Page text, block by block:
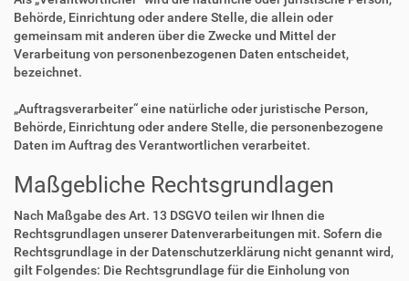
Behörde, Einrichtung oder andere Stelle, die allein oder
gemeinsam mit anderen über die Zwecke und Mittel der
Verarbeitung von personenbezogenen Daten entscheidet,
bezeichnet.
„Auftragsverarbeiter“ eine natürliche oder juristische Person,
Behörde, Einrichtung oder andere Stelle, die personenbezogene
Daten im Auftrag des Verantwortlichen verarbeitet.
Maßgebliche Rechtsgrundlagen
Nach Maßgabe des Art. 13 DSGVO teilen wir Ihnen die
Rechtsgrundlagen unserer Datenverarbeitungen mit. Sofern die
Rechtsgrundlage in der Datenschutzerklärung nicht genannt wird,
gilt Folgendes: Die Rechtsgrundlage für die Einholung von